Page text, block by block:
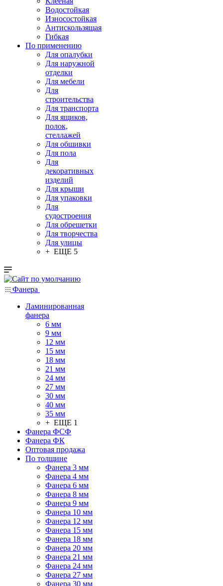
Водостойкая
Износостойкая
Антискользящая
Гибкая
По применению
Для опалубки
Для наружной
отделки
Для мебели
Для
строительства
Для транспорта
Для ящиков,
полок,
стеллажей
Для обшивки
Для пола
Для
декоративных
изделий
Для крыши
Для упаковки
Для
судостроения
Для обрешетки
Для творчества
Для улицы
+ ЕЩЕ 5
Фанера
Ламинированная
фанера
6 мм
9 мм
12 мм
15 мм
18 мм
21 мм
24 мм
27 мм
30 мм
40 мм
35 мм
+ ЕЩЕ 1
Фанера ФСФ
Фанера ФК
Оптовая продажа
По толщине
Фанера 3 мм
Фанера 4 мм
Фанера 6 мм
Фанера 8 мм
Фанера 9 мм
Фанера 10 мм
Фанера 12 мм
Фанера 15 мм
Фанера 18 мм
Фанера 20 мм
Фанера 21 мм
Фанера 24 мм
Фанера 27 мм
Фанера 30 мм